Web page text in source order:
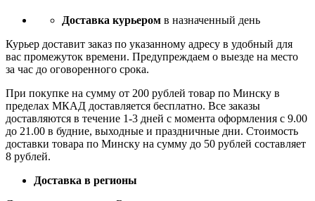
Доставка курьером в назначенный день
Курьер доставит заказ по указанному адресу в удобный для
вас промежуток времени. Предупреждаем о выезде на место
за час до оговоренного срока.
При покупке на сумму от 200 рублей товар по Минску в
пределах МКАД доставляется бесплатно. Все заказы
доставляются в течение 1-3 дней с момента оформления с 9.00
до 21.00 в будние, выходные и праздничные дни. Стоимость
доставки товара по Минску на сумму до 50 рублей составляет
8 рублей.
Доставка в регионы